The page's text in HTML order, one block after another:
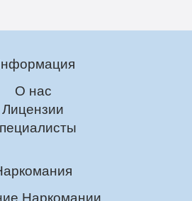
О нас
Лицензии
Наркомании